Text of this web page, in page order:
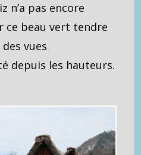
n’a pas encore
ce beau vert tendre
vues
depuis les hauteurs.